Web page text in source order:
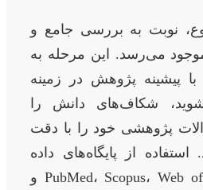
نوبت به بررسی جامع و
موجود می‌رسد. این مرحله به
پیشینه پژوهش در زمینه
شوید، شکاف‌های دانش را
پژوهشی خود را با دقت
استفاده از پایگاه‌های داده
معتبر مانند PubMed، Scopus، Web of Science و